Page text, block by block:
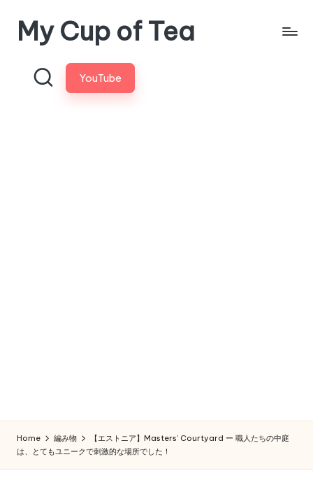
content
My Cup of Tea
YouTube
Home 編み物
【エストニア】Masters’ Courtyard ー 職人たちの中庭
は、とてもユニークで刺激的な場所でした！